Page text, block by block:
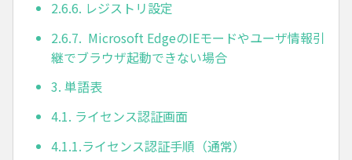
2.6.6. レジストリ設定
2.6.7. Microsoft EdgeのIEモードやユーザ情報引
継でブラウザ起動できない場合
3. 単語表
4.1. ライセンス認証画面
4.1.1.ライセンス認証手順（通常）